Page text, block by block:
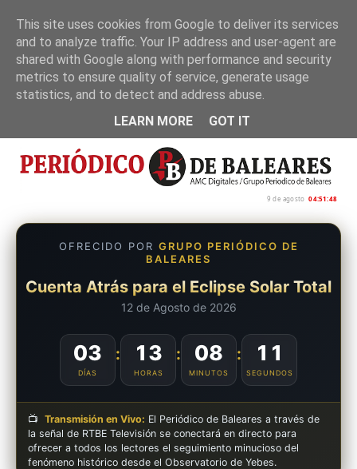
Inicio Nosotros Política de privacidad
9 de agosto 04:51:49
OFRECIDO POR GRUPO PERIÓDICO DE
BALEARES
Cuenta Atrás para el Eclipse Solar Total
12 de Agosto de 2026
03
DÍAS
: 13
HORAS
: 08
MINUTOS
: 10
SEGUNDOS
📺 Transmisión en Vivo: El Periódico de Baleares a través de
la señal de RTBE Televisión se conectará en directo para
ofrecer a todos los lectores el seguimiento minucioso del
fenómeno histórico desde el Observatorio de Yebes.
This site uses cookies from Google to deliver its services
and to analyze traffic. Your IP address and user-agent are
shared with Google along with performance and security
metrics to ensure quality of service, generate usage
statistics, and to detect and address abuse.
LEARN MORE
GOT IT